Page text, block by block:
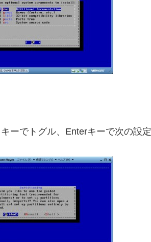
ーでトグル、Enterキーで次の設定